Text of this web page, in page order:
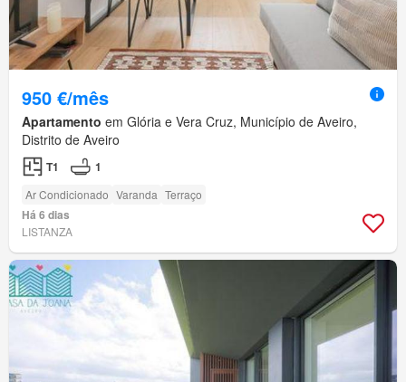
950 €/mês
Apartamento em Glória e Vera Cruz, Município de Aveiro,
Distrito de Aveiro
T1 1
Ar Condicionado Varanda Terraço
Há 6 dias
LISTANZA